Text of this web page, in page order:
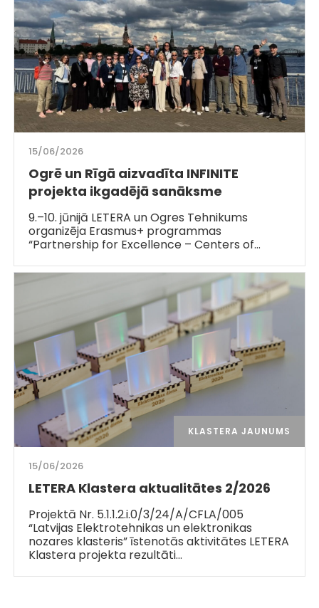
15/06/2026
Ogrē un Rīgā aizvadīta INFINITE
projekta ikgadējā sanāksme
9.–10. jūnijā LETERA un Ogres Tehnikums
organizēja Erasmus+ programmas
“Partnership for Excellence – Centers of…
KLASTERA JAUNUMS
15/06/2026
LETERA Klastera aktualitātes 2/2026
Projektā Nr. 5.1.1.2.i.0/3/24/A/CFLA/005
“Latvijas Elektrotehnikas un elektronikas
nozares klasteris” īstenotās aktivitātes LETERA
Klastera projekta rezultāti…